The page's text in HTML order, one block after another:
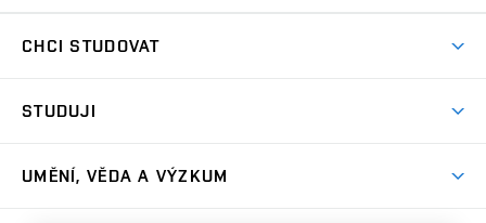
CHCI STUDOVAT
Přijímačky
Dny otevřených dveří
STUDUJI
UMĚNÍ, VĚDA A VÝZKUM